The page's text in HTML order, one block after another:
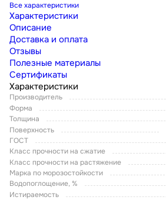
Все характеристики
Характеристики
Описание
Доставка и оплата
Отзывы
Полезные материалы
Сертификаты
Характеристики
Производитель
Форма
Толщина
Поверхность
ГОСТ
Класс прочности на сжатие
Класс прочности на растяжение
Марка по морозостойкости
Водопоглощение, %
Истираемость